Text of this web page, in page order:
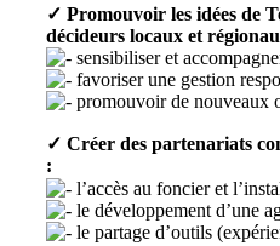
✓ Promouvoir les idées de
décideurs locaux et
sensibiliser et
favoriser une gestion
promouvoir de nouveaux
✓ Créer des partenariats
:
l’accès au foncier et
le développement d’une
le partage d’outils